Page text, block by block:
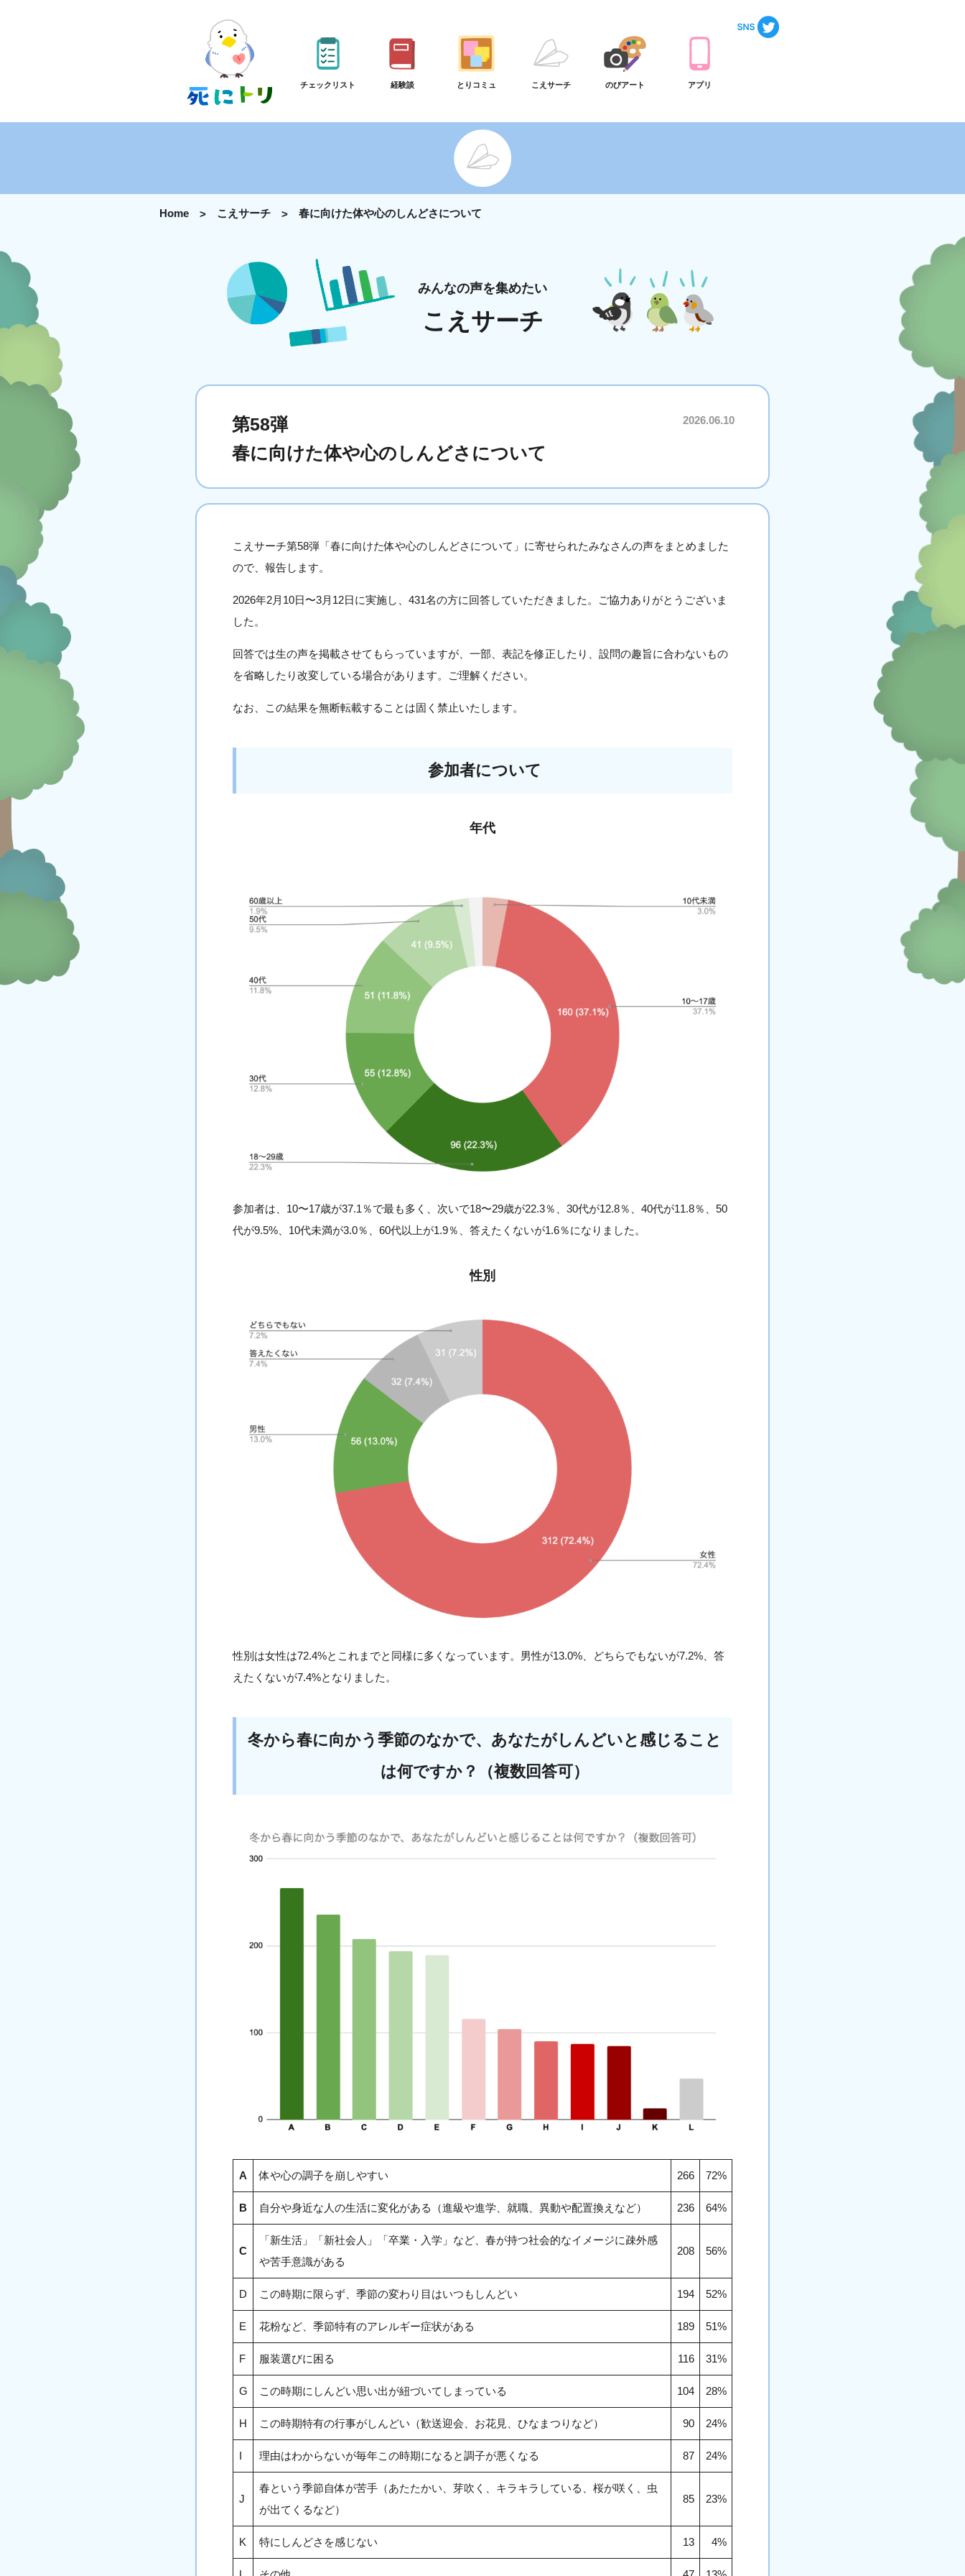
チェックリスト 経験談 とりコミュ こえサーチ のびアート アプリ
Home こえサーチ 春に向けた体や心のしんどさについて
みんなの声を集めたい
こえサーチ
第58弾
春に向けた体や心のしんどさについて
2026.06.10
こえサーチ第58弾「春に向けた体や心のしんどさについて」に寄せられたみなさんの声をまとめました
ので、報告します。
2026年2月10日〜3月12日に実施し、431名の方に回答していただきました。ご協力ありがとうございま
した。
回答では生の声を掲載させてもらっていますが、一部、表記を修正したり、設問の趣旨に合わないもの
を省略したり改変している場合があります。ご理解ください。
なお、この結果を無断転載することは固く禁止いたします。
参加者について
年代
参加者は、10〜17歳が37.1％で最も多く、次いで18〜29歳が22.3％、30代が12.8％、40代が11.8％、50
代が9.5%、10代未満が3.0％、60代以上が1.9％、答えたくないが1.6％になりました。
性別
性別は女性は72.4%とこれまでと同様に多くなっています。男性が13.0%、どちらでもないが7.2%、答
えたくないが7.4%となりました。
冬から春に向かう季節のなかで、あなたがしんどいと感じること
は何ですか？（複数回答可）
A 体や心の調子を崩しやすい 266 72%
B 自分や身近な人の生活に変化がある（進級や進学、就職、異動や配置換えなど） 236 64%
C
「新生活」「新社会人」「卒業・入学」など、春が持つ社会的なイメージに疎外感
や苦手意識がある
208 56%
D この時期に限らず、季節の変わり目はいつもしんどい 194 52%
E 花粉など、季節特有のアレルギー症状がある 189 51%
F 服装選びに困る 116 31%
G この時期にしんどい思い出が紐づいてしまっている 104 28%
H この時期特有の行事がしんどい（歓送迎会、お花見、ひなまつりなど） 90 24%
I 理由はわからないが毎年この時期になると調子が悪くなる 87 24%
J
春という季節自体が苦手（あたたかい、芽吹く、キラキラしている、桜が咲く、虫
が出てくるなど）
85 23%
K 特にしんどさを感じない 13 4%